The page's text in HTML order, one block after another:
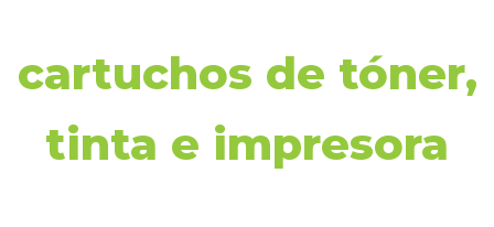
cartuchos de tóner,
tinta e impresora